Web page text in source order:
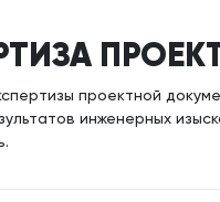
проектной
инженерных